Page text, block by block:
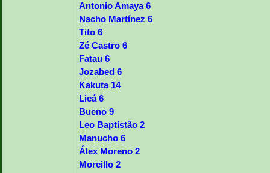
Antonio Amaya 6
Nacho Martínez 6
Tito 6
Zé Castro 6
Fatau 6
Jozabed 6
Kakuta 14
Licá 6
Bueno 9
Leo Baptistão 2
Manucho 6
Álex Moreno 2
Morcillo 2